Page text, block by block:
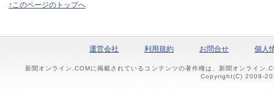
↑このページのトップへ
運営会社 利用規約 お問合せ 個人
新聞オンライン.COMに掲載されているコンテンツの著作権は、新聞オンライン
Copyright(C) 2009-